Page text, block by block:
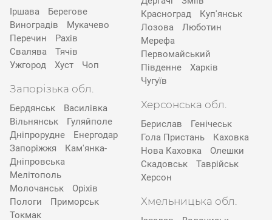
Іршава
Берегове
Виноградів
Мукачево
Перечин
Рахів
Свалява
Тячів
Ужгород
Хуст Чоп
Запорізька обл.
Бердянськ
Василівка
Вільнянськ
Гуляйполе
Дніпрорудне
Енергодар
Запоріжжя
Кам'янка-
Дніпровська
Мелітополь
Молочанськ
Оріхів
Пологи
Приморськ
Токмак
Красноград
Куп'янськ
Лозова
Люботин
Мерефа
Первомайський
Південне
Харків
Чугуїв
Херсонська обл.
Берислав
Генічеськ
Гола Пристань
Каховка
Нова Каховка
Олешки
Скадовськ
Таврійськ
Херсон
Хмельницька обл.